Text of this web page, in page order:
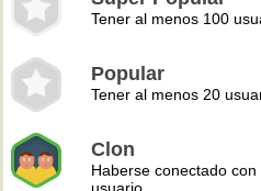
Tener al menos 100
Popular
Tener al menos 20
Clon
Haberse conectado